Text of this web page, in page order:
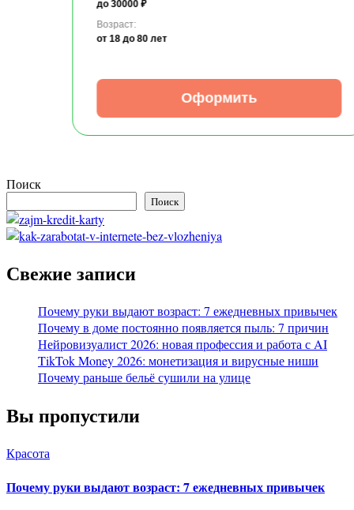
до 30000 ₽
Возраст:
от 18 до 80 лет
Оформить
Поиск
Поиск
Свежие записи
Почему руки выдают возраст: 7 ежедневных привычек
Почему в доме постоянно появляется пыль: 7 причин
Нейровизуалист 2026: новая профессия и работа с AI
TikTok Money 2026: монетизация и вирусные ниши
Почему раньше бельё сушили на улице
Вы пропустили
Красота
Почему руки выдают возраст: 7 ежедневных привычек